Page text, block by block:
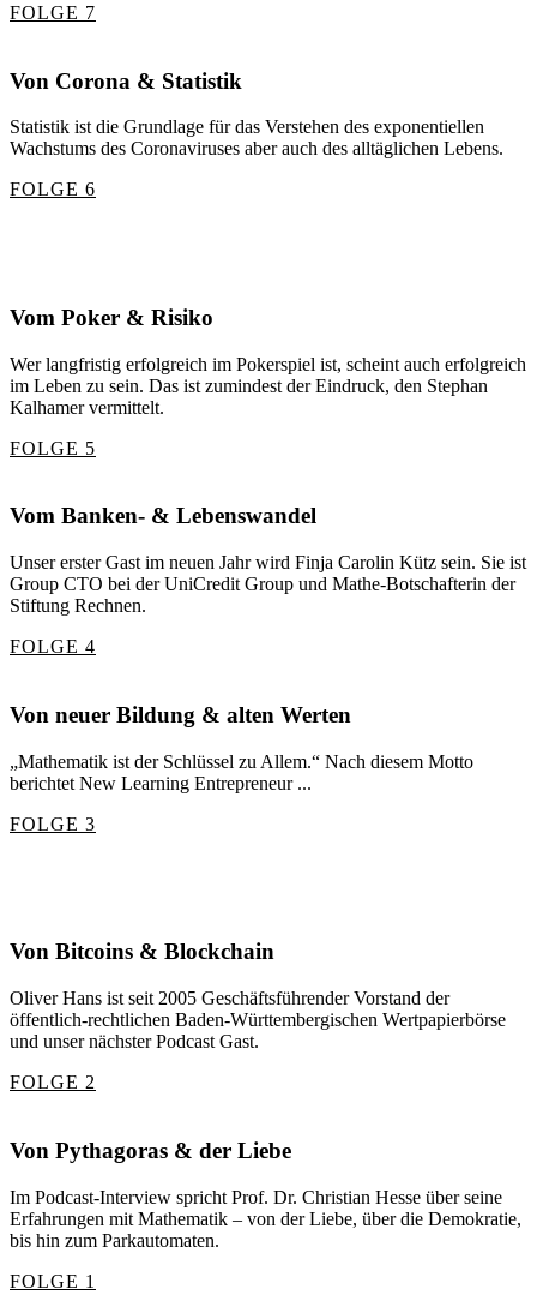
FOLGE 7
Von Corona & Statistik
Statistik ist die Grundlage für das Verstehen des exponentiellen
Wachstums des Coronaviruses aber auch des alltäglichen Lebens.
FOLGE 6
Vom Poker & Risiko
Wer langfristig erfolgreich im Pokerspiel ist, scheint auch erfolgreich
im Leben zu sein. Das ist zumindest der Eindruck, den Stephan
Kalhamer vermittelt.
FOLGE 5
Vom Banken- & Lebenswandel
Unser erster Gast im neuen Jahr wird Finja Carolin Kütz sein. Sie ist
Group CTO bei der UniCredit Group und Mathe-Botschafterin der
Stiftung Rechnen.
FOLGE 4
Von neuer Bildung & alten Werten
„Mathematik ist der Schlüssel zu Allem.“ Nach diesem Motto
berichtet New Learning Entrepreneur ...
FOLGE 3
Von Bitcoins & Blockchain
Oliver Hans ist seit 2005 Geschäftsführender Vorstand der
öffentlich-rechtlichen Baden-Württembergischen Wertpapierbörse
und unser nächster Podcast Gast.
FOLGE 2
Von Pythagoras & der Liebe
Im Podcast-Interview spricht Prof. Dr. Christian Hesse über seine
Erfahrungen mit Mathematik – von der Liebe, über die Demokratie,
bis hin zum Parkautomaten.
FOLGE 1